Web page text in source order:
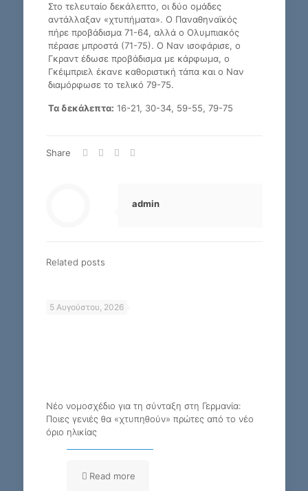
Στο τελευταίο δεκάλεπτο, οι δύο ομάδες
αντάλλαξαν «χτυπήματα». Ο Παναθηναϊκός
πήρε προβάδισμα 71-64, αλλά ο Ολυμπιακός
πέρασε μπροστά (71-75). Ο Ναν ισοφάρισε, ο
Γκραντ έδωσε προβάδισμα με κάρφωμα, ο
Γκέιμπριελ έκανε καθοριστική τάπα και ο Ναν
διαμόρφωσε το τελικό 79-75.
Τα δεκάλεπτα: 16-21, 30-34, 59-55, 79-75
Share
admin
Related posts
5 Αυγούστου, 2026
Νέο νομοσχέδιο για τη σύνταξη στη Γερμανία:
Ποιες γενιές θα «χτυπηθούν» πρώτες από το νέο
όριο ηλικίας
Read more